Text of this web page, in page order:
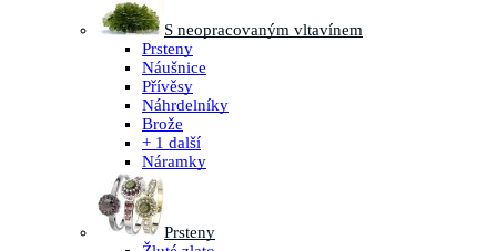
S neopracovaným vltavínem
Prsteny
Náušnice
Přívěsy
Náhrdelníky
Brože
+ 1 další
Náramky
Prsteny